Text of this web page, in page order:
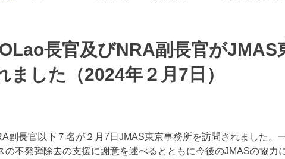
長官及びNRA副長官がJMAS
ました（2024年２月7日）
副長官以下７名が２月7日JMAS東京事務所を訪問されました。一
の不発弾除去の支援に謝意を述べるとともに今後のJMASの協力